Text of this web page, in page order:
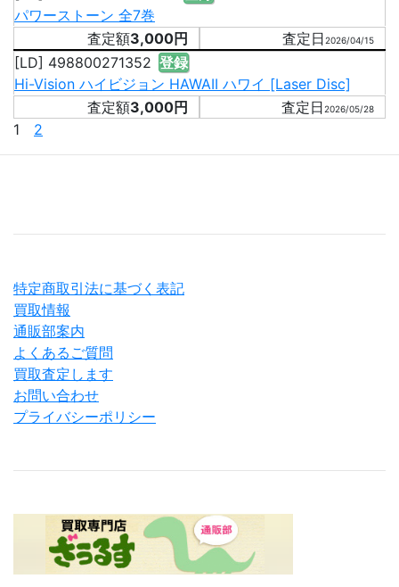
パワーストーン 全7巻
3,000円
2026/04/15
[LD] 498800271352 登録
Hi-Vision ハイビジョン HAWAII ハワイ [Laser Disc]
3,000円
2026/05/28
1 2
特定商取引法に基づく表記
買取情報
通販部案内
よくあるご質問
買取査定します
お問い合わせ
プライバシーポリシー